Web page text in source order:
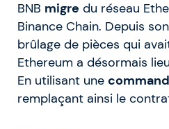
BNB migre du réseau
Binance Chain. Depuis
brûlage de pièces qui
Ethereum a désormais
En utilisant une
remplaçant ainsi le